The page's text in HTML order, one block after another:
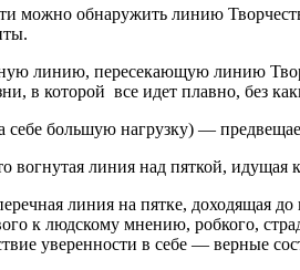
можно обнаружить линию
линию, пересекающую линию
в которой все идет плавно, без
себе большую нагрузку) —
вогнутая линия над пяткой,
линия на пятке, доходящая
к людскому мнению, робкого,
уверенности в себе — верные